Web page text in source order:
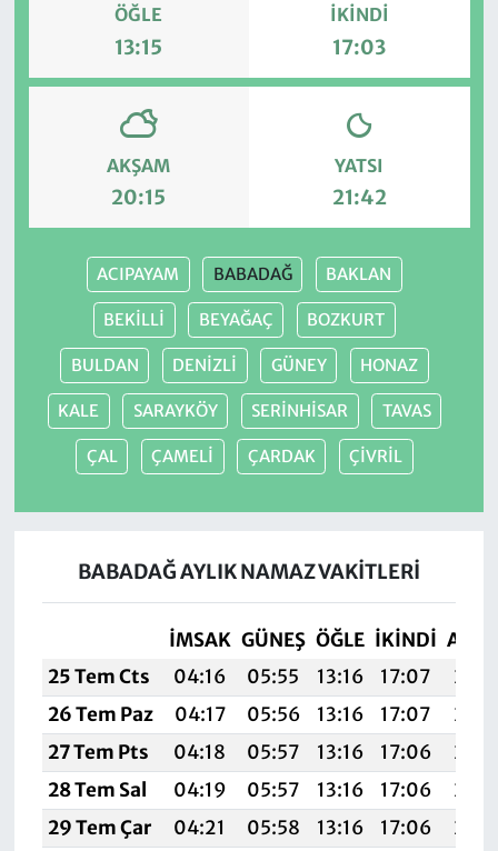
ÖĞLE
13:15
İKINDI
17:03
AKŞAM
20:15
YATSI
21:42
ACIPAYAM BABADAĞ BAKLAN
BEKİLLİ BEYAĞAÇ BOZKURT
BULDAN DENİZLİ GÜNEY HONAZ
KALE SARAYKÖY SERİNHİSAR TAVAS
ÇAL ÇAMELİ ÇARDAK ÇİVRİL
BABADAĞ AYLIK NAMAZ VAKITLERI
İMSAK GÜNEŞ ÖĞLE İKINDI
25 Tem Cts
04:16 05:55 13:16 17:07
26 Tem Paz
04:17 05:56 13:16 17:07
27 Tem Pts
04:18 05:57 13:16 17:06
28 Tem Sal
04:19 05:57 13:16 17:06
29 Tem Çar
04:21 05:58 13:16 17:06